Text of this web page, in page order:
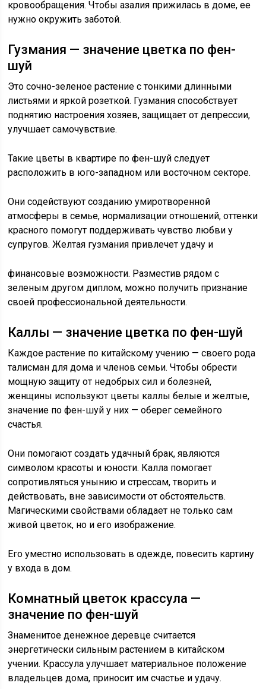
кровообращения. Чтобы азалия прижилась в доме, ее
нужно окружить заботой.
Гузмания — значение цветка по фен-
шуй
Это сочно-зеленое растение с тонкими длинными
листьями и яркой розеткой. Гузмания способствует
поднятию настроения хозяев, защищает от депрессии,
улучшает самочувствие.
Такие цветы в квартире по фен-шуй следует
расположить в юго-западном или восточном секторе.
Они содействуют созданию умиротворенной
атмосферы в семье, нормализации отношений, оттенки
красного помогут поддерживать чувство любви у
супругов. Желтая гузмания привлечет удачу и
финансовые возможности. Разместив рядом с
зеленым другом диплом, можно получить признание
своей профессиональной деятельности.
Каллы — значение цветка по фен-шуй
Каждое растение по китайскому учению — своего рода
талисман для дома и членов семьи. Чтобы обрести
мощную защиту от недобрых сил и болезней,
женщины используют цветы каллы белые и желтые,
значение по фен-шуй у них — оберег семейного
счастья.
Они помогают создать удачный брак, являются
символом красоты и юности. Калла помогает
сопротивляться унынию и стрессам, творить и
действовать, вне зависимости от обстоятельств.
Магическими свойствами обладает не только сам
живой цветок, но и его изображение.
Его уместно использовать в одежде, повесить картину
у входа в дом.
Комнатный цветок крассула —
значение по фен-шуй
Знаменитое денежное деревце считается
энергетически сильным растением в китайском
учении. Крассула улучшает материальное положение
владельцев дома, приносит им счастье и удачу.